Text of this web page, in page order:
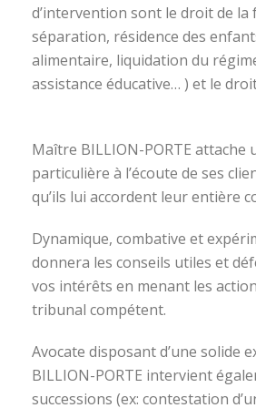
d’intervention sont le droit de la
séparation, résidence des
alimentaire, liquidation du
assistance éducative… ) et le
Maître BILLION-PORTE attache
particulière à l’écoute de ses
qu’ils lui accordent leur entière
Dynamique, combative et
donnera les conseils utiles et
vos intérêts en menant les
tribunal compétent.
Avocate disposant d’une solide
BILLION-PORTE intervient
successions (ex: contestation